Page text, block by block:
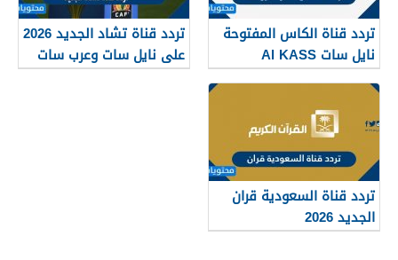
تردد قناة الكاس المفتوحة
نايل سات Al KASS
SPORT TV 2026
تردد قناة تشاد الجديد 2026
على نايل سات وعرب سات
تردد قناة السعودية قران
الجديد 2026